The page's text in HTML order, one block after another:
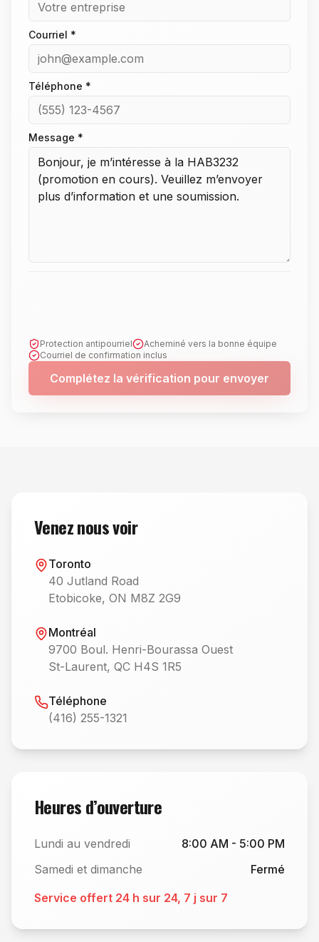
Courriel *
Téléphone *
Message *
Protection antipourriel
Acheminé vers la bonne équipe
Courriel de confirmation inclus
Complétez la vérification pour envoyer
Venez nous voir
Toronto
40 Jutland Road
Etobicoke, ON M8Z 2G9
Montréal
9700 Boul. Henri-Bourassa Ouest
St-Laurent, QC H4S 1R5
Téléphone
(416) 255-1321
Heures d’ouverture
Lundi au vendredi
8:00 AM - 5:00 PM
Samedi et dimanche
Fermé
Service offert 24 h sur 24, 7 j sur 7